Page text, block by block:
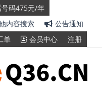
码475元/年
内容搜索
公告通知
单 会员中心 注册